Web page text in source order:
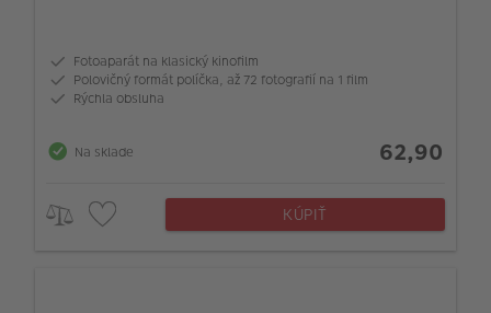
Fotoaparát na klasický kinofilm
Polovičný formát políčka, až 72 fotografií na 1 film
Rýchla obsluha
Na sklade 62,90
KÚPIŤ